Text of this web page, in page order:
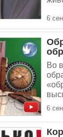
6
Во
6